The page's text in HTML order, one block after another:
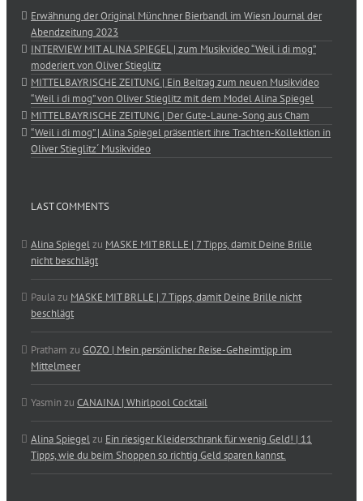
Erwähnung der Original Münchner Bierbandl im Wiesn Journal der
Abendzeitung 2023
INTERVIEW MIT ALINA SPIEGEL | zum Musikvideo “Weil i di mog”
moderiert von Oliver Stieglitz
MITTELBAYRISCHE ZEITUNG | Ein Beitrag zum neuen Musikvideo
“Weil i di mog” von Oliver Stieglitz mit dem Model Alina Spiegel
MITTELBAYRISCHE ZEITUNG | Der Gute-Laune-Song aus Cham
“Weil i di mog” | Alina Spiegel präsentiert ihre Trachten-Kollektion in
Oliver Stieglitz´ Musikvideo
LAST COMMENTS
Alina Spiegelzu MASKE MIT BRLLE | 7 Tipps, damit Deine Brille
nicht beschlägt
Paulazu MASKE MIT BRLLE | 7 Tipps, damit Deine Brille nicht
beschlägt
Pratham zu GOZO | Mein persönlicher Reise-Geheimtipp im
Mittelmeer
Yasmin zu CANAINA | Whirlpool Cocktail
Alina Spiegelzu Ein riesiger Kleiderschrank für wenig Geld! | 11
Tipps, wie du beim Shoppen so richtig Geld sparen kannst.